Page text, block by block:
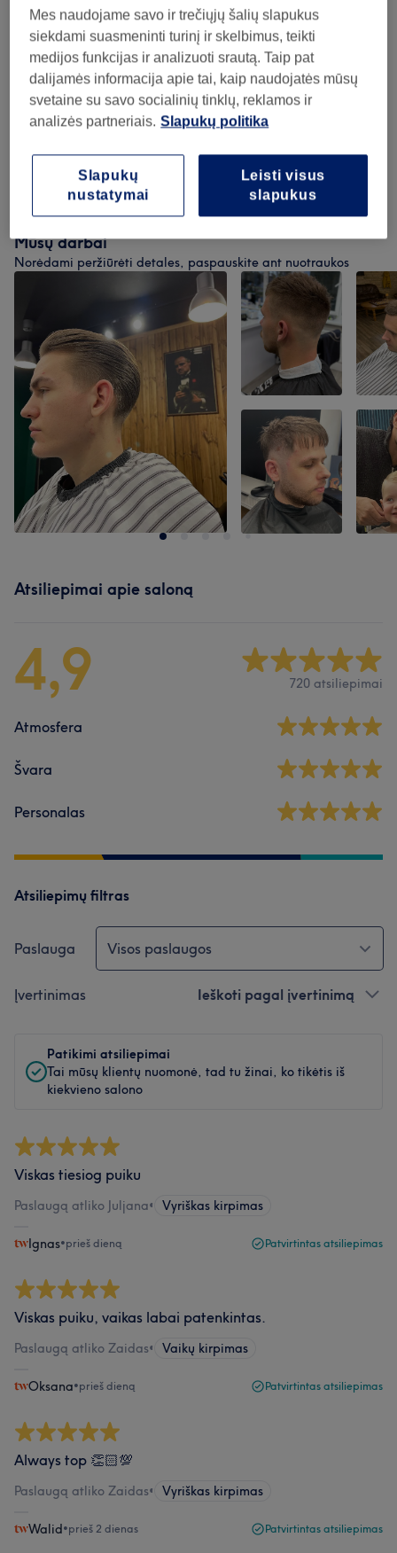
Rodyti 2 kitas paslaugas...
Neradai ko ieškojai?
Teikiamos paslaugos
Plaukų Dažymas (3 nuo 45€
Mūsų darbai
Norėdami peržiūrėti detales, paspauskite ant nuotraukos
Atsiliepimai apie saloną
4,9 720 atsiliepimai
Atmosfera
Švara
Personalas
Atsiliepimų filtras
Paslauga Visos paslaugos
Įvertinimas Ieškoti pagal įvertinimą
Patikimi atsiliepimai
Tai mūsų klientų nuomonė, tad tu žinai, ko tikėtis iš
kiekvieno salono
Viskas tiesiog puiku
Paslaugą atliko Juljana• Vyriškas kirpimas
Ignas•prieš dieną Patvirtintas atsiliepimas
Viskas puiku, vaikas labai patenkintas.
Paslaugą atliko Zaidas• Vaikų kirpimas
Oksana•prieš dieną Patvirtintas atsiliepimas
Always top 👏🏻💯
Paslaugą atliko Zaidas• Vyriškas kirpimas
Walid•prieš 2 dienas Patvirtintas atsiliepimas
Mes naudojame savo ir trečiųjų šalių slapukus
siekdami suasmeninti turinį ir skelbimus, teikti
medijos funkcijas ir analizuoti srautą. Taip pat
dalijamės informacija apie tai, kaip naudojatės mūsų
svetaine su savo socialinių tinklų, reklamos ir
analizės partneriais. Slapukų politika
Leisti visus
slapukus
Slapukų
nustatymai